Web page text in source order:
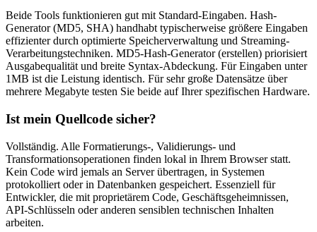
Beide Tools funktionieren gut mit Standard-Eingaben. Hash-
Generator (MD5, SHA) handhabt typischerweise größere Eingaben
effizienter durch optimierte Speicherverwaltung und Streaming-
Verarbeitungstechniken. MD5-Hash-Generator (erstellen) priorisiert
Ausgabequalität und breite Syntax-Abdeckung. Für Eingaben unter
1MB ist die Leistung identisch. Für sehr große Datensätze über
mehrere Megabyte testen Sie beide auf Ihrer spezifischen Hardware.
Ist mein Quellcode sicher?
Vollständig. Alle Formatierungs-, Validierungs- und
Transformationsoperationen finden lokal in Ihrem Browser statt.
Kein Code wird jemals an Server übertragen, in Systemen
protokolliert oder in Datenbanken gespeichert. Essenziell für
Entwickler, die mit proprietärem Code, Geschäftsgeheimnissen,
API-Schlüsseln oder anderen sensiblen technischen Inhalten
arbeiten.